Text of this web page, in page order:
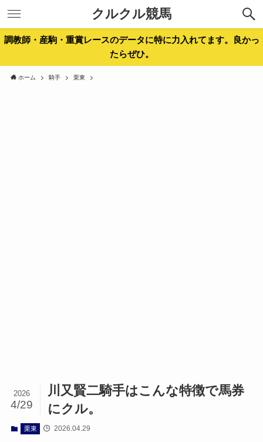
クルクル競馬
調教師・産駒・重賞レースのデータに特に力入れてます。良かっ
たらぜひ。
ホーム 騎手 栗東
川又賢二騎手はこんな特徴で馬券
にクル。
2026
4/29
栗東 2026.04.29